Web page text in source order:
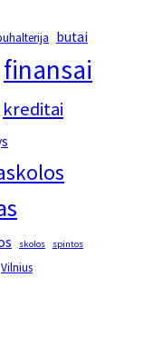
butai
finansai
kreditai
skolos spintos
Vilnius